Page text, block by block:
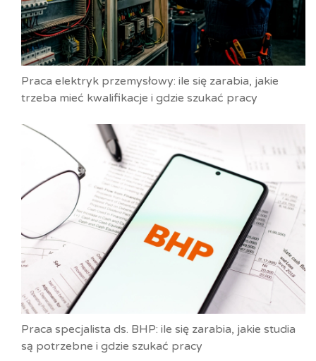
Praca elektryk przemysłowy: ile się zarabia, jakie
trzeba mieć kwalifikacje i gdzie szukać pracy
Praca specjalista ds. BHP: ile się zarabia, jakie studia
są potrzebne i gdzie szukać pracy